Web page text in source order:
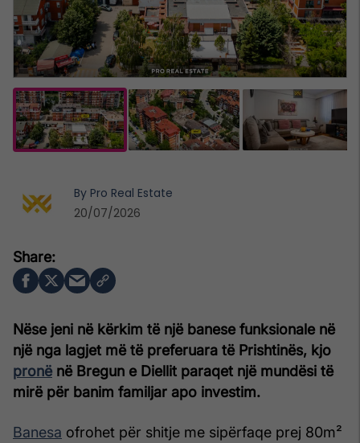
Nëse jeni në kërkim të një banese funksionale në
një nga lagjet më të preferuara të Prishtinës, kjo
pronë në Bregun e Diellit paraqet një mundësi të
mirë për banim familjar apo investim.
Banesa ofrohet për shitje me sipërfaqe prej 80m²
By Pro Real Estate
20/07/2026